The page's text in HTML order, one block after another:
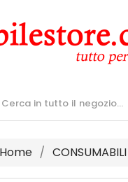
CONSUMABILI